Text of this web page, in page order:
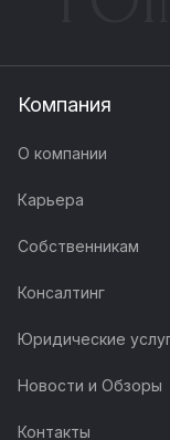
Компания
О компании
Карьера
Собственникам
Консалтинг
Юридические
Новости и Обзоры
Контакты